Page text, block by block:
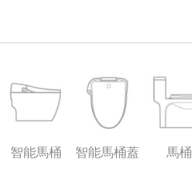
智能馬桶 智能馬桶蓋 馬桶